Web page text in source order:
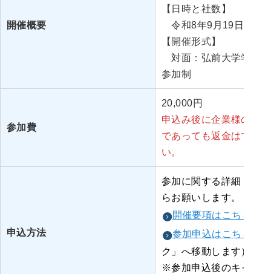
開催概要
【日時と社数】
令和8年9月19日（土
【開催形式】
対面：弘前大学学生
参加制
参加費
20,000円
申込み後に企業様のご
であっても返金はでき
い。
申込方法
参加に関する詳細，参
らお願いします。
開催要項はこちら
参加申込はこちら
ク」へ移動します）
※参加申込後のキャン